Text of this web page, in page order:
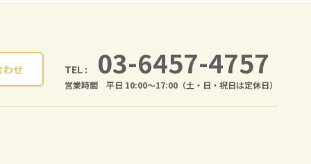
わせ TEL : 03-6457-4757
営業時間 平日 10:00〜17:00（土・日・祝日は定休日）